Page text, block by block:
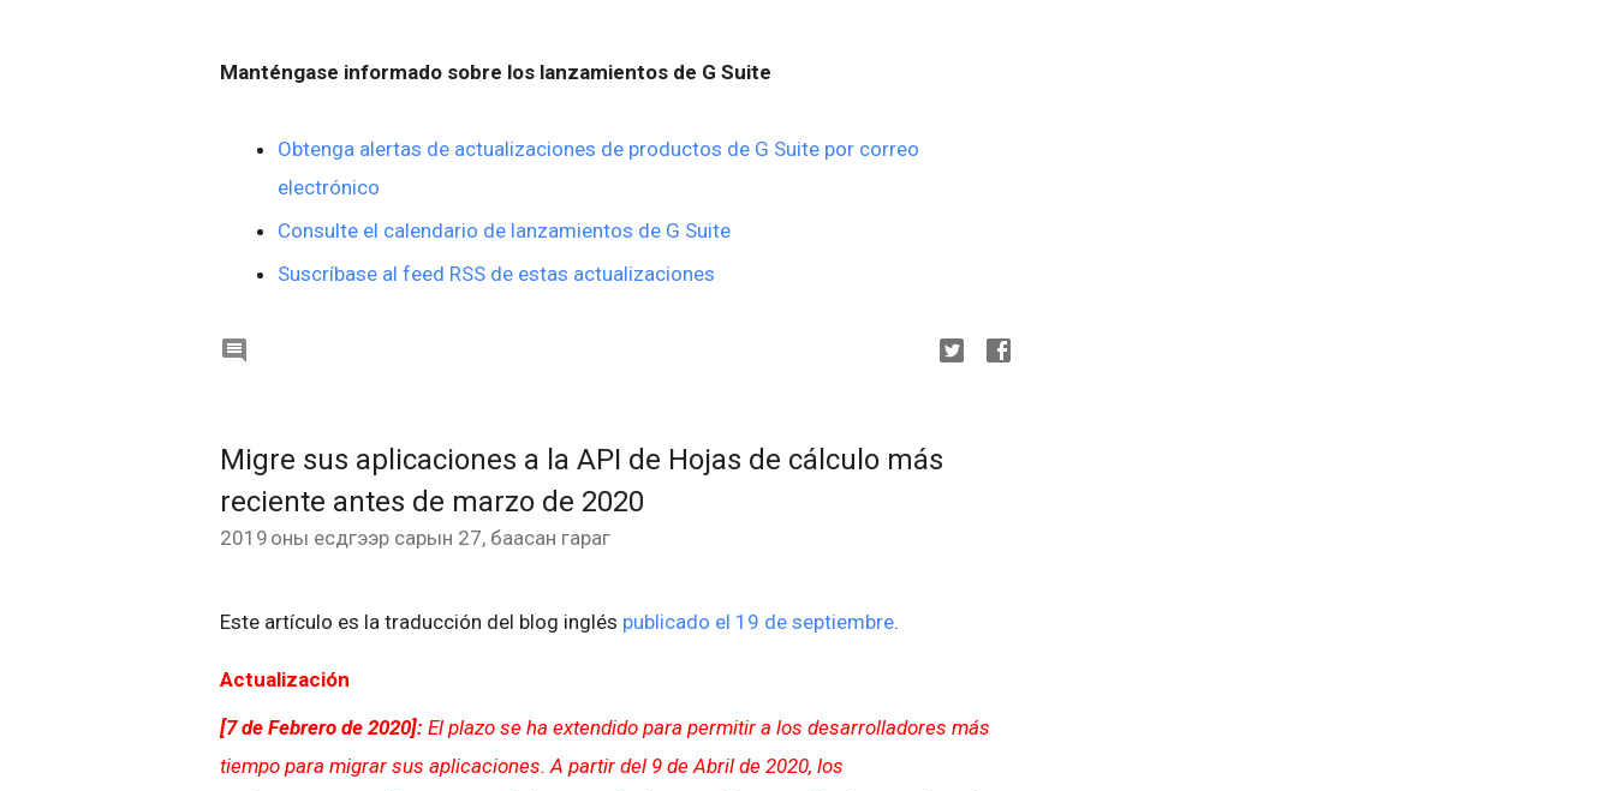
Manténgase informado sobre los lanzamientos de G Suite
Obtenga alertas de actualizaciones de productos de G Suite por correo
electrónico
Consulte el calendario de lanzamientos de G Suite
Suscríbase al feed RSS de estas actualizaciones

Migre sus aplicaciones a la API de Hojas de cálculo más
reciente antes de marzo de 2020
2019 оны есдүгээр сарын 27, баасан гараг
Este artículo es la traducción del blog inglés publicado el 19 de septiembre.
Actualización
[7 de Febrero de 2020]: El plazo se ha extendido para permitir a los desarrolladores más
tiempo para migrar sus aplicaciones. A partir del 9 de Abril de 2020, los